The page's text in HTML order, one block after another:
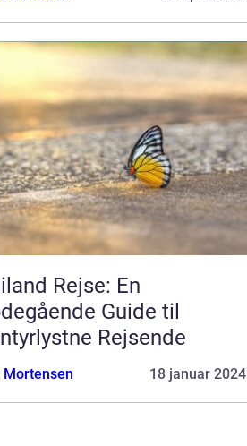
Rejse: En
Guide til
Rejsende
Mortensen 18 januar 2024